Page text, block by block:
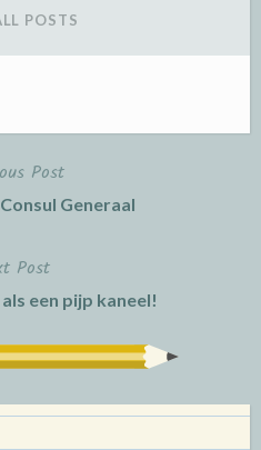
POSTS
Post
Generaal
Post
een pijp kaneel!